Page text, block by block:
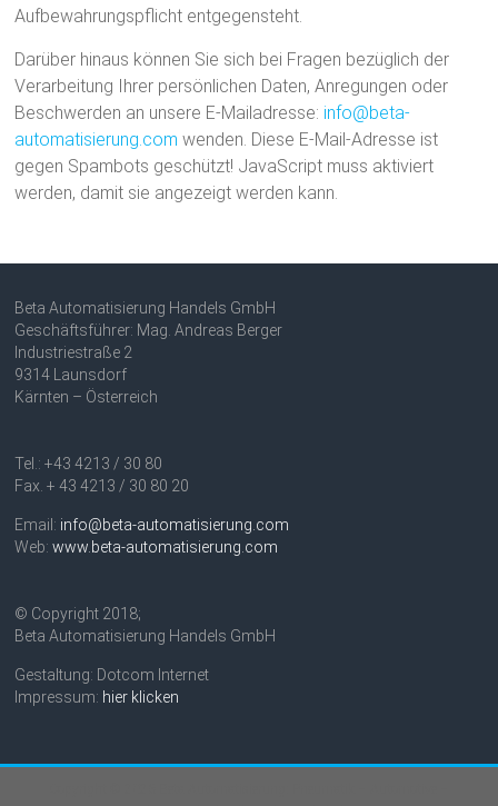
Aufbewahrungspflicht entgegensteht.
Darüber hinaus können Sie sich bei Fragen bezüglich der
Verarbeitung Ihrer persönlichen Daten, Anregungen oder
Beschwerden an unsere E-Mailadresse: info@beta-
automatisierung.com wenden. Diese E-Mail-Adresse ist
gegen Spambots geschützt! JavaScript muss aktiviert
werden, damit sie angezeigt werden kann.
Beta Automatisierung Handels GmbH
Geschäftsführer: Mag. Andreas Berger
Industriestraße 2
9314 Launsdorf
Kärnten – Österreich
Tel.: +43 4213 / 30 80
Fax. + 43 4213 / 30 80 20
Email: info@beta-automatisierung.com
Web:www.beta-automatisierung.com
© Copyright 2018;
Beta Automatisierung Handels GmbH
Gestaltung: Dotcom Internet
Impressum: hier klicken